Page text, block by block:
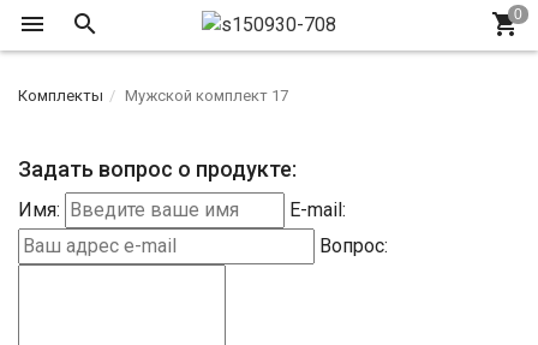
Комплекты Мужской комплект 17
Задать вопрос о продукте:
Имя:
E-mail:
Вопрос: